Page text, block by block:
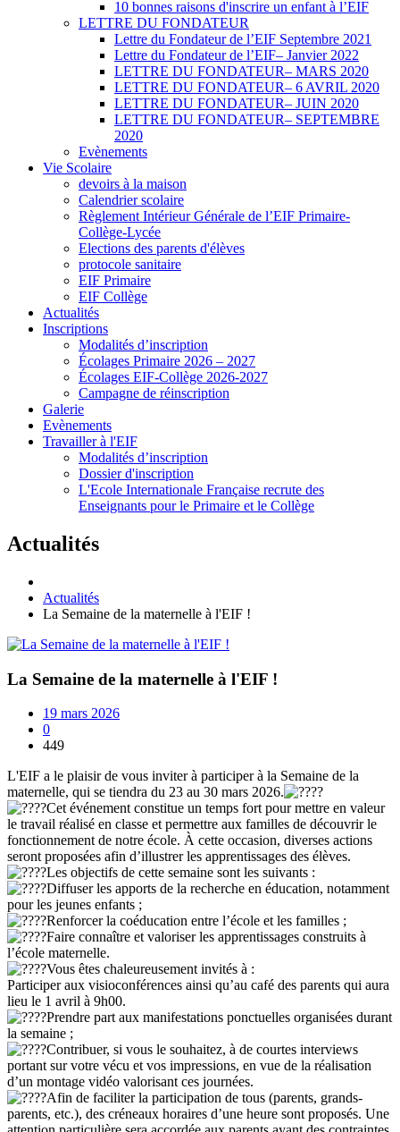
10 bonnes raisons d'inscrire un enfant à l’EIF
LETTRE DU FONDATEUR
Lettre du Fondateur de l’EIF Septembre 2021
Lettre du Fondateur de l’EIF– Janvier 2022
LETTRE DU FONDATEUR– MARS 2020
LETTRE DU FONDATEUR– 6 AVRIL 2020
LETTRE DU FONDATEUR– JUIN 2020
LETTRE DU FONDATEUR– SEPTEMBRE
2020
Evènements
Vie Scolaire
devoirs à la maison
Calendrier scolaire
Règlement Intérieur Générale de l’EIF Primaire-
Collège-Lycée
Elections des parents d'élèves
protocole sanitaire
EIF Primaire
EIF Collège
Actualités
Inscriptions
Modalités d’inscription
Écolages Primaire 2026 – 2027
Écolages EIF-Collège 2026-2027
Campagne de réinscription
Galerie
Evènements
Travailler à l'EIF
Modalités d’inscription
Dossier d'inscription
L'Ecole Internationale Française recrute des
Enseignants pour le Primaire et le Collège
Actualités
Actualités
La Semaine de la maternelle à l'EIF !
La Semaine de la maternelle à l'EIF !
19 mars 2026
0
449
L'EIF a le plaisir de vous inviter à participer à la Semaine de la
maternelle, qui se tiendra du 23 au 30 mars 2026.
Cet événement constitue un temps fort pour mettre en valeur
le travail réalisé en classe et permettre aux familles de découvrir le
fonctionnement de notre école. À cette occasion, diverses actions
seront proposées afin d’illustrer les apprentissages des élèves.
Les objectifs de cette semaine sont les suivants :
Diffuser les apports de la recherche en éducation, notamment
pour les jeunes enfants ;
Renforcer la coéducation entre l’école et les familles ;
Faire connaître et valoriser les apprentissages construits à
l’école maternelle.
Vous êtes chaleureusement invités à :
Participer aux visioconférences ainsi qu’au café des parents qui aura
lieu le 1 avril à 9h00.
Prendre part aux manifestations ponctuelles organisées durant
la semaine ;
Contribuer, si vous le souhaitez, à de courtes interviews
portant sur votre vécu et vos impressions, en vue de la réalisation
d’un montage vidéo valorisant ces journées.
Afin de faciliter la participation de tous (parents, grands-
parents, etc.), des créneaux horaires d’une heure sont proposés. Une